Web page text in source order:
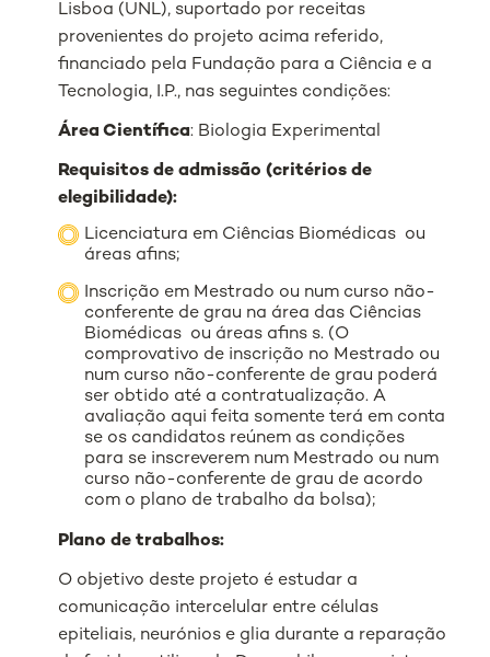
Lisboa (UNL), suportado por receitas
provenientes do projeto acima referido,
financiado pela Fundação para a Ciência e a
Tecnologia, I.P., nas seguintes condições:
Área Científica: Biologia Experimental
Requisitos de admissão (critérios de
elegibilidade):
Licenciatura em Ciências Biomédicas ou
áreas afins;
Inscrição em Mestrado ou num curso não-
conferente de grau na área das Ciências
Biomédicas ou áreas afins s. (O
comprovativo de inscrição no Mestrado ou
num curso não-conferente de grau poderá
ser obtido até a contratualização. A
avaliação aqui feita somente terá em conta
se os candidatos reúnem as condições
para se inscreverem num Mestrado ou num
curso não-conferente de grau de acordo
com o plano de trabalho da bolsa);
Plano de trabalhos:
O objetivo deste projeto é estudar a
comunicação intercelular entre células
epiteliais, neurónios e glia durante a reparação